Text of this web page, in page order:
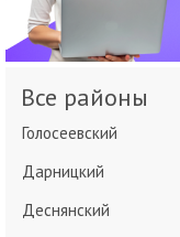
Все районы
Голосеевский
Дарницкий
Деснянский